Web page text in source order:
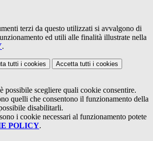
terzi da questo utilizzati si avvalgono di
ed utili alle finalità illustrate nella
.
tutti i cookies Accetta tutti i cookies
possibile scegliere quali cookie consentire.
quelli che consentono il funzionamento della
disabilitarli.
i cookie necessari al funzionamento potete
POLICY.